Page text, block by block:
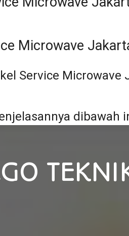
Microwave
Service Microwave
dibawah